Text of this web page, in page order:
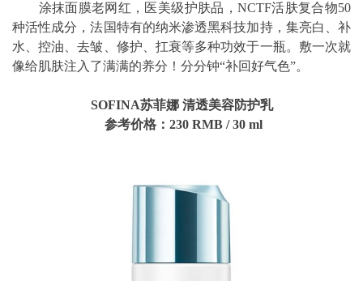
涂抹面膜老网红，医美级护肤品，NCTF活肤复合物50
种活性成分，法国特有的纳米渗透黑科技加持，集亮白、补
水、控油、去皱、修护、扛衰等多种功效于一瓶。敷一次就
像给肌肤注入了满满的养分！分分钟“补回好气色”。
SOFINA苏菲娜 清透美容防护乳
参考价格：230 RMB/30 ml